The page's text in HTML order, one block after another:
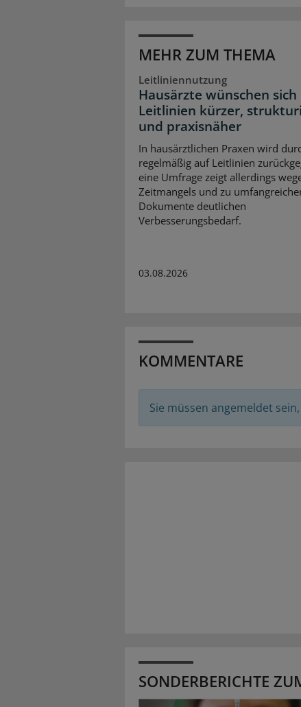
MEHR ZUM THEMA
Leitliniennutzung
Hausärzte wünschen sich
Leitlinien kürzer,
und praxisnäher
In hausärztlichen Praxen wird
regelmäßig auf Leitlinien
eine Umfrage zeigt allerdings
Zeitmangels und zu
Dokumente deutlichen
Verbesserungsbedarf.
03.08.2026
KOMMENTARE
Sie müssen angemeldet
SONDERBERICHTE